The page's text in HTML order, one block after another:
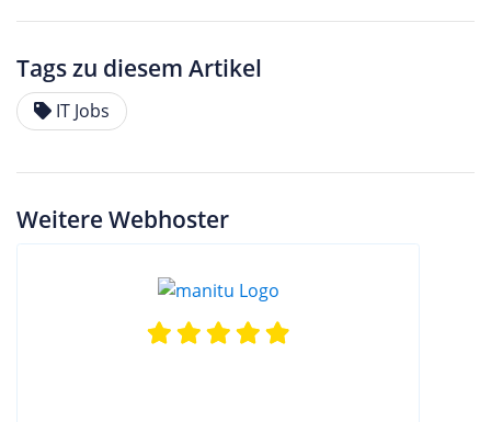
Tags zu diesem Artikel
IT Jobs
Weitere Webhoster